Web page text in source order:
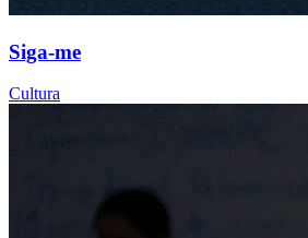
Siga-me
Cultura